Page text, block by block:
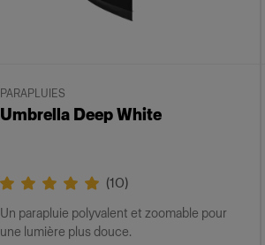
PARAPLUIES
Umbrella Deep White
(10)
Un parapluie polyvalent et zoomable pour
une lumière plus douce.